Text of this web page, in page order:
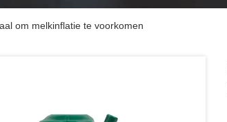
om melkinflatie te voorkomen